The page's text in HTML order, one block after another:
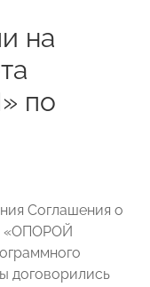
на
по
Соглашения о
«ОПОРОЙ
договорились